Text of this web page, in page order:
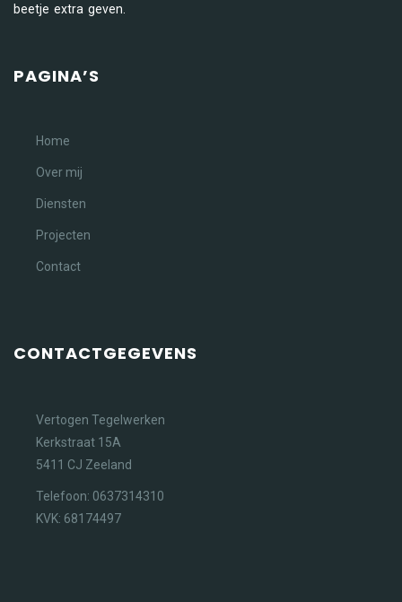
beetje extra geven.
PAGINA’S
Home
Over mij
Diensten
Projecten
Contact
CONTACTGEGEVENS
Vertogen Tegelwerken
Kerkstraat 15A
5411 CJ Zeeland
Telefoon: 0637314310
KVK: 68174497